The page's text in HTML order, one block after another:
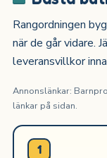
Rangordningen
när de går vidare.
leveransvillkor
Annonslänkar:
länkar på sidan.
1